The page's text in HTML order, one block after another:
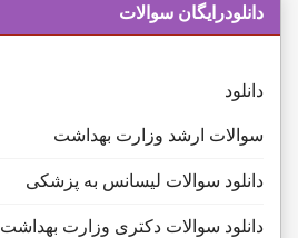
دانلودرایگان سوالات
دانلود
سوالات ارشد وزارت بهداشت
دانلود سوالات لیسانس به پزشکی
دانلود سوالات دکتری وزارت بهداشت